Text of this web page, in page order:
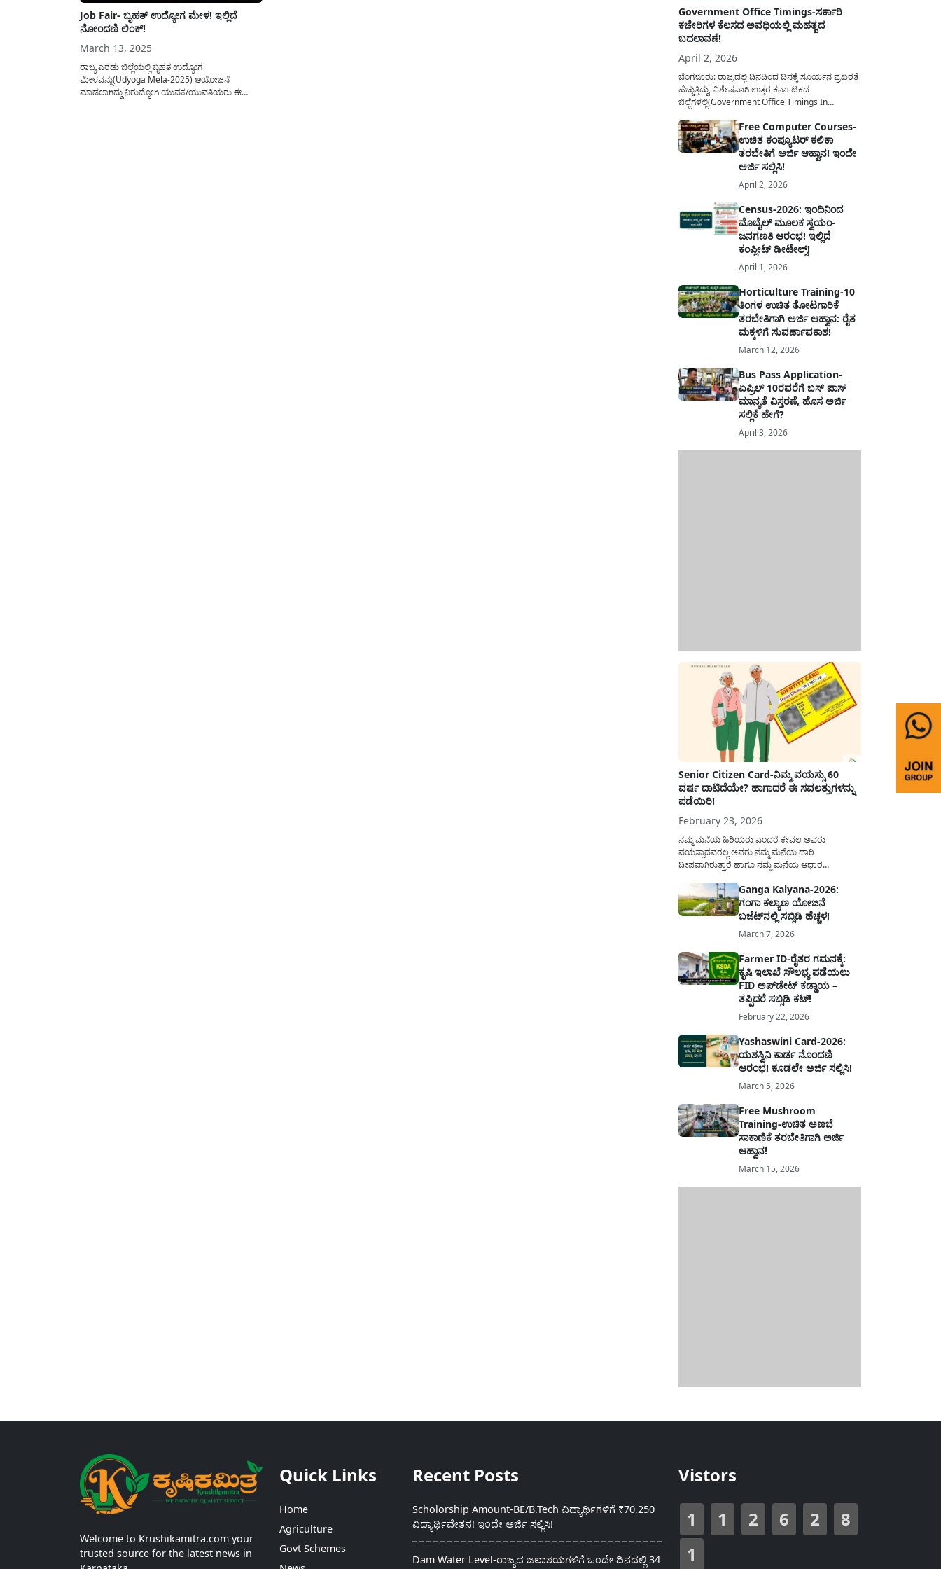
Job Fair- ಬೃಹತ್ ಉದ್ಯೋಗ ಮೇಳ! ಇಲ್ಲಿದೆ
ನೋಂದಣಿ ಲಿಂಕ್!
March 13, 2025
ರಾಜ್ಯ ಎರಡು ಜಿಲ್ಲೆಯಲ್ಲಿ ಬೃಹತ ಉದ್ಯೋಗ
ಮೇಳವನ್ನು(Udyoga Mela-2025) ಆಯೋಜನೆ
ಮಾಡಲಾಗಿದ್ದು ನಿರುದ್ಯೋಗಿ ಯುವಕ/ಯುವತಿಯರು ಈ
Government Office Timings-ಸರ್ಕಾರಿ
ಕಚೇರಿಗಳ ಕೆಲಸದ ಅವಧಿಯಲ್ಲಿ ಮಹತ್ವದ
ಬದಲಾವಣೆ!
April 2, 2026
ಬೆಂಗಳೂರು: ರಾಜ್ಯದಲ್ಲಿ ದಿನದಿಂದ ದಿನಕ್ಕೆ ಸೂರ್ಯನ ಪ್ರಖರತೆ
ಹೆಚ್ಚುತ್ತಿದ್ದು, ವಿಶೇಷವಾಗಿ ಉತ್ತರ ಕರ್ನಾಟಕದ
ಜಿಲ್ಲೆಗಳಲ್ಲಿ(Government Office Timings In
ಹಿನ್ನೆಲೆಯಲ್ಲಿ ಸರ್ಕಾರಿ ನೌಕರರ ಹಿತದೃಷ್ಟಿಯಿಂದ ಹಾಗೂ
ಸಾರ್ವಜನಿಕರ ಅನುಕೂಲಕ್ಕಾಗಿ ಕರ್ನಾಟಕ ಸರ್ಕಾರವು
ಮಹತ್ವದ ನಿರ್ಧಾರವೊಂದನ್ನು ಕೈಗೊಂಡಿದೆ. ಕಿತ್ತೂರು ಕರ್ನಾಟಕ
ಮತ್ತು ಕಲ್ಯಾಣ ಕರ್ನಾಟಕದ ಒಟ್ಟು 9 ಜಿಲ್ಲೆಗಳಲ್ಲಿ ಏಪ್ರಿಲ್...
Free Computer Courses-
ಉಚಿತ ಕಂಪ್ಯೂಟರ್ ಕಲಿಕಾ
ತರಬೇತಿಗೆ ಅರ್ಜಿ ಆಹ್ವಾನ! ಇಂದೇ
ಅರ್ಜಿ ಸಲ್ಲಿಸಿ!
April 2, 2026
Census-2026: ಇಂದಿನಿಂದ
ಮೊಬೈಲ್ ಮೂಲಕ ಸ್ವಯಂ-
ಜನಗಣತಿ ಆರಂಭ! ಇಲ್ಲಿದೆ
ಕಂಪ್ಲೀಟ್ ಡೀಟೇಲ್ಸ್!
April 1, 2026
Horticulture Training-10
ತಿಂಗಳ ಉಚಿತ ತೋಟಗಾರಿಕೆ
ತರಬೇತಿಗಾಗಿ ಅರ್ಜಿ ಆಹ್ವಾನ: ರೈತ
ಮಕ್ಕಳಿಗೆ ಸುವರ್ಣಾವಕಾಶ!
March 12, 2026
Bus Pass Application-
ಏಪ್ರಿಲ್ 10ರವರೆಗೆ ಬಸ್ ಪಾಸ್
ಮಾನ್ಯತೆ ವಿಸ್ತರಣೆ, ಹೊಸ ಅರ್ಜಿ
ಸಲ್ಲಿಕೆ ಹೇಗೆ?
April 3, 2026
Senior Citizen Card-ನಿಮ್ಮ ವಯಸ್ಸು 60
ವರ್ಷ ದಾಟಿದೆಯೇ? ಹಾಗಾದರೆ ಈ ಸವಲತ್ತುಗಳನ್ನು
ಪಡೆಯಿರಿ!
February 23, 2026
ನಮ್ಮ ಮನೆಯ ಹಿರಿಯರು ಎಂದರೆ ಕೇವಲ ಅವರು
ವಯಸ್ಸಾದವರಲ್ಲ ಅವರು ನಮ್ಮ ಮನೆಯ ದಾರಿ
ದೀಪವಾಗಿರುತ್ತಾರೆ ಹಾಗೂ ನಮ್ಮ ಮನೆಯ ಆಧಾರ
ಸಮಾಜಕ್ಕಾಗಿ ದುಡಿತಿರುತ್ತಾರೆ ಹಾಗೆಯೇ ಅವರು ತಮ್ಮ 60
ವರ್ಷಗಳ ನಂತರದ ಜೀವನವನ್ನು ನೆಮ್ಮದಿಯಿಂದ
ಕಳೆಯಬೇಕೆಂಬುದು ಪ್ರತಿಯೊಬ್ಬರ ಕನಸಾಗಿರುತ್ತದೆ ಆದ್ದರಿಂದ
ಸರ್ಕಾರವು ಹಿರಿಯ ನಾಗರಿಕರ ಗುರುತಿನ ಚೀಟಿ...
Ganga Kalyana-2026:
ಗಂಗಾ ಕಲ್ಯಾಣ ಯೋಜನೆ
ಬಜೆಟ್‌ನಲ್ಲಿ ಸಬ್ಸಿಡಿ ಹೆಚ್ಚಳ!
March 7, 2026
Farmer ID-ರೈತರ ಗಮನಕ್ಕೆ:
ಕೃಷಿ ಇಲಾಖೆ ಸೌಲಭ್ಯ ಪಡೆಯಲು
FID ಅಪ್‌ಡೇಟ್ ಕಡ್ಡಾಯ –
ತಪ್ಪಿದರೆ ಸಬ್ಸಿಡಿ ಕಟ್!
February 22, 2026
Yashaswini Card-2026:
ಯಶಸ್ವಿನಿ ಕಾರ್ಡ ನೊಂದಣಿ
ಆರಂಭ! ಕೂಡಲೇ ಅರ್ಜಿ ಸಲ್ಲಿಸಿ!
March 5, 2026
Free Mushroom
Training-ಉಚಿತ ಅಣಬೆ
ಸಾಕಾಣಿಕೆ ತರಬೇತಿಗಾಗಿ ಅರ್ಜಿ
ಆಹ್ವಾನ!
March 15, 2026
Welcome to Krushikamitra.com your
trusted source for the latest news in
Quick Links
Home
Agriculture
Govt Schemes
Recent Posts
Scholorship Amount-BE/B.Tech ವಿದ್ಯಾರ್ಥಿಗಳಿಗೆ ₹70,250
ವಿದ್ಯಾರ್ಥಿವೇತನ! ಇಂದೇ ಅರ್ಜಿ ಸಲ್ಲಿಸಿ!
Dam Water Level-ರಾಜ್ಯದ ಜಲಾಶಯಗಳಿಗೆ ಒಂದೇ ದಿನದಲ್ಲಿ 34
Vistors
1
1 2 6 2
8
1